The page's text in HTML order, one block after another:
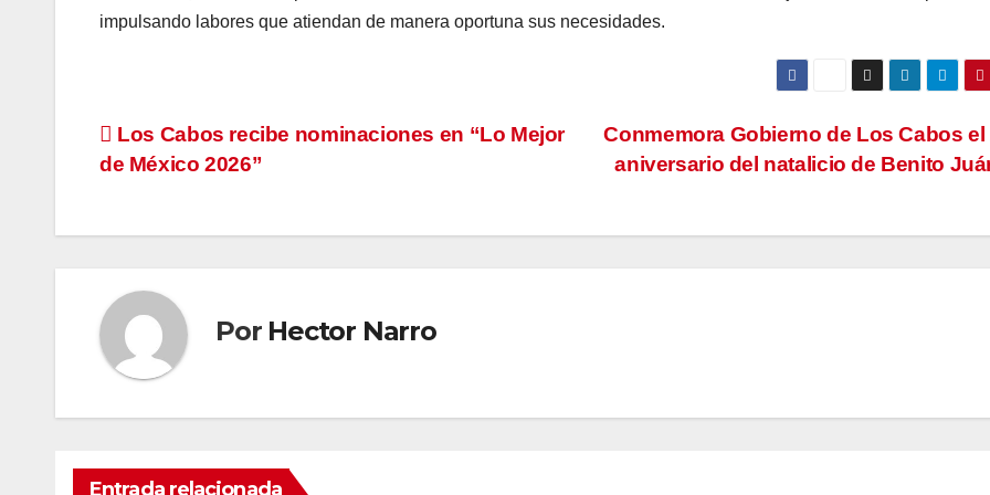
impulsando labores que atiendan de manera oportuna sus necesidades.
Navegación
entradas
Conmemora Gobierno de Los Cabos el
aniversario del natalicio de Benito
Los Cabos recibe nominaciones en “Lo Mejor
de México 2026”
Por Hector Narro
Entrada relacionada